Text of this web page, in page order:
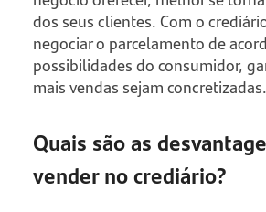
dos seus clientes. Com o
negociar o parcelamento de
possibilidades do consumidor,
mais vendas sejam concretizadas.
Quais são as
vender no crediário?